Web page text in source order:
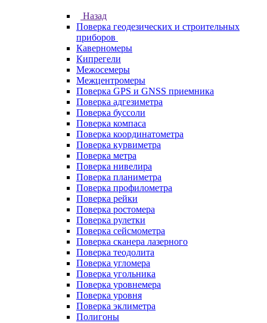
Назад
Поверка геодезических и строительных
приборов
Каверномеры
Кипрегели
Межосемеры
Межцентромеры
Поверка GPS и GNSS приемника
Поверка адгезиметра
Поверка буссоли
Поверка компаса
Поверка координатометра
Поверка курвиметра
Поверка метра
Поверка нивелира
Поверка планиметра
Поверка профилометра
Поверка рейки
Поверка ростомера
Поверка рулетки
Поверка сейсмометра
Поверка сканера лазерного
Поверка теодолита
Поверка угломера
Поверка угольника
Поверка уровнемера
Поверка уровня
Поверка эклиметра
Полигоны